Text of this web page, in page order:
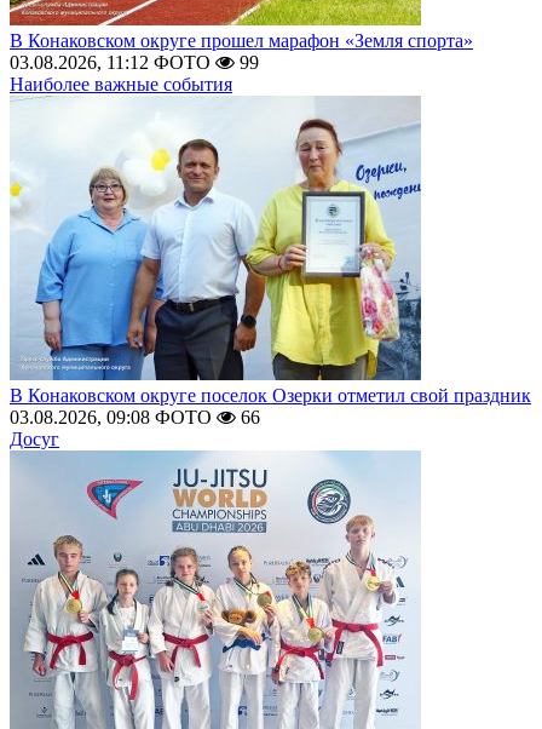
В Конаковском округе прошел марафон «Земля спорта»
03.08.2026, 11:12 ФОТО
99
Наиболее важные события
В Конаковском округе поселок Озерки отметил свой праздник
03.08.2026, 09:08 ФОТО
66
Досуг